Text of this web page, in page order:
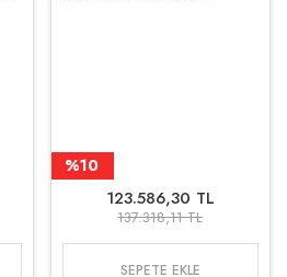
%10
123.586,30 TL
137.318,11 TL
SEPETE EKLE